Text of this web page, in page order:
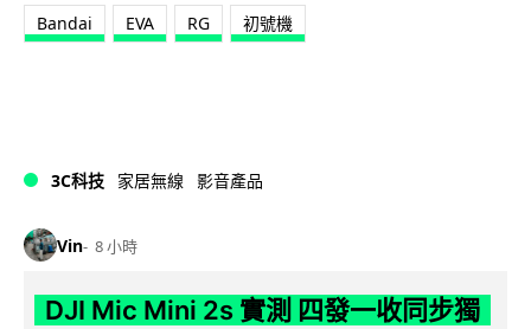
Bandai EVA RG 初號機
3C科技 家居無線 影音產品
Vin 8 小時
DJI Mic Mini 2s 實測 四發一收同步獨